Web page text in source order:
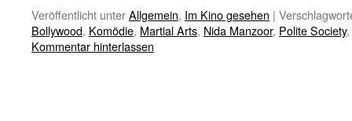
Veröffentlicht unterAllgemein, Im Kino gesehen |
Bollywood, Komödie, Martial Arts, Nida Manzoor, Polite Society,
Kommentar hinterlassen